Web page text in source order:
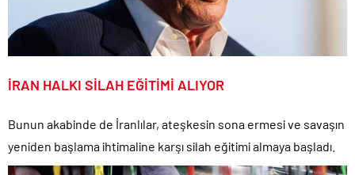
İRAN HALKI SİLAH EĞİTİMİ ALIYOR
Bunun akabinde de İranlılar, ateşkesin sona ermesi ve savaşın
yeniden başlama ihtimaline karşı silah eğitimi almaya başladı.